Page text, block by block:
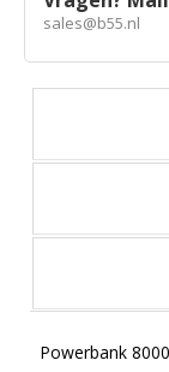
sales@b55.nl
Powerbank